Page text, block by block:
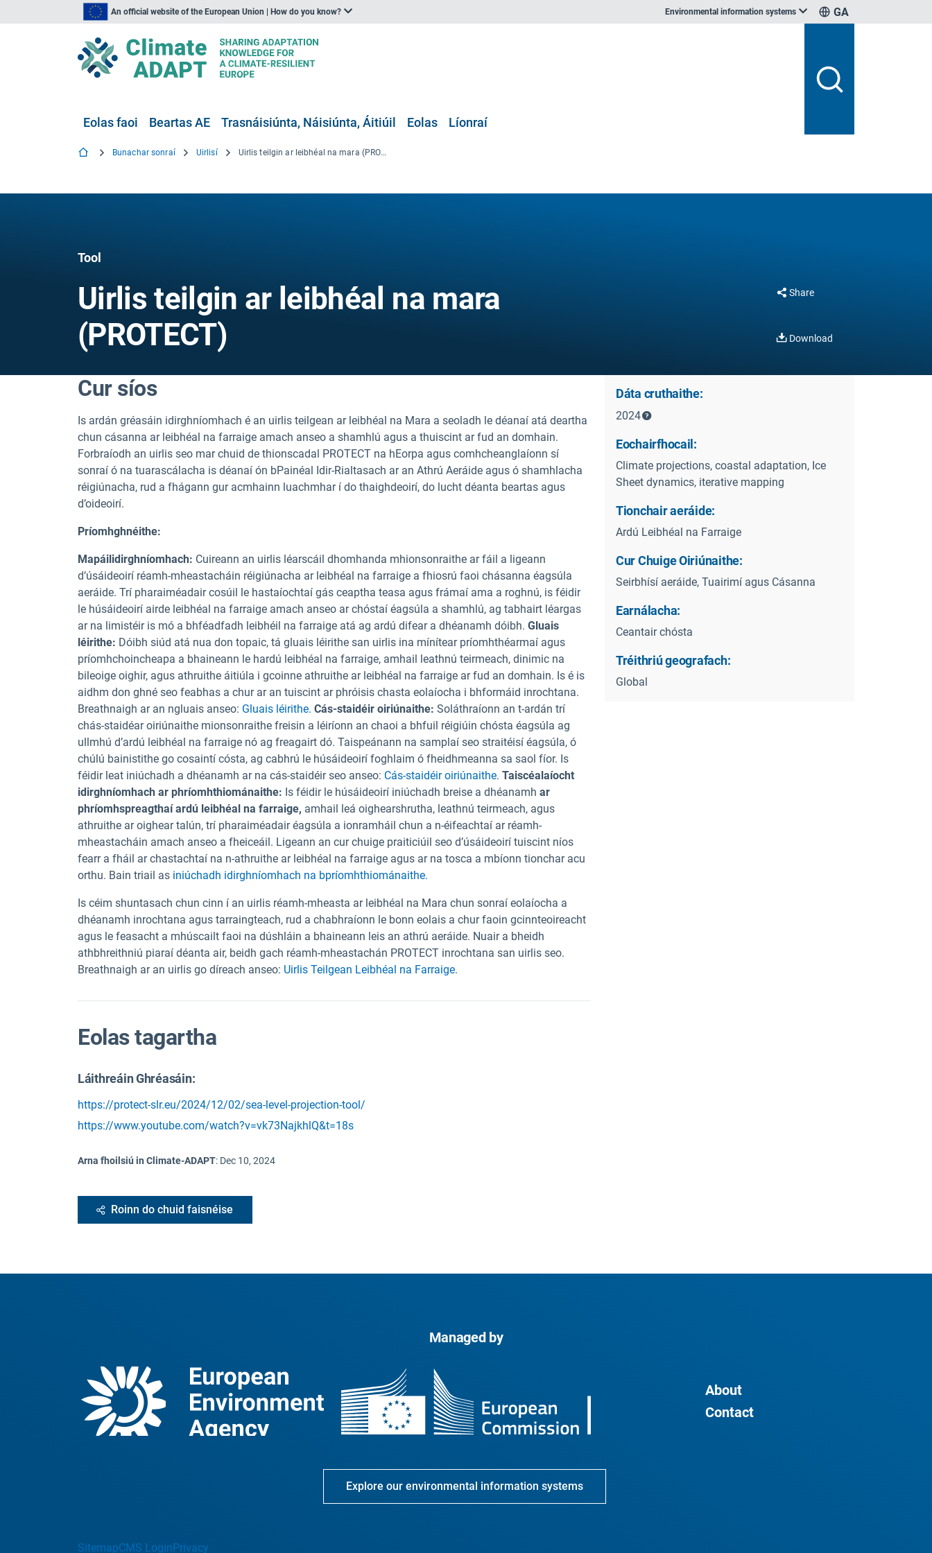
An official website of the European Union | How do you know? Environmental information systems GA
Eolas faoi Beartas AE Trasnáisiúnta, Náisiúnta, Áitiúil Eolas Líonraí
Bunachar sonraí Uirlisí Uirlis teilgin ar leibhéal na mara (PROTECT)
Tool
Uirlis teilgin ar leibhéal na mara
(PROTECT)
Share
Download
Cur síos
Is ardán gréasáin idirghníomhach é an uirlis teilgean ar leibhéal na Mara a seoladh le déanaí atá deartha
chun cásanna ar leibhéal na farraige amach anseo a shamhlú agus a thuiscint ar fud an domhain.
Forbraíodh an uirlis seo mar chuid de thionscadal PROTECT na hEorpa agus comhcheanglaíonn sí
sonraí ó na tuarascálacha is déanaí ón bPainéal Idir-Rialtasach ar an Athrú Aeráide agus ó shamhlacha
réigiúnacha, rud a fhágann gur acmhainn luachmhar í do thaighdeoirí, do lucht déanta beartas agus
d’oideoirí.
Príomhghnéithe:
Mapáilidirghníomhach: Cuireann an uirlis léarscáil dhomhanda mhionsonraithe ar fáil a ligeann
d’úsáideoirí réamh-mheastacháin réigiúnacha ar leibhéal na farraige a fhiosrú faoi chásanna éagsúla
aeráide. Trí pharaiméadair cosúil le hastaíochtaí gás ceaptha teasa agus frámaí ama a roghnú, is féidir
le húsáideoirí airde leibhéal na farraige amach anseo ar chóstaí éagsúla a shamhlú, ag tabhairt léargas
ar na limistéir is mó a bhféadfadh leibhéil na farraige atá ag ardú difear a dhéanamh dóibh. Gluais
léirithe: Dóibh siúd atá nua don topaic, tá gluais léirithe san uirlis ina mínítear príomhthéarmaí agus
príomhchoincheapa a bhaineann le hardú leibhéal na farraige, amhail leathnú teirmeach, dinimic na
bileoige oighir, agus athruithe áitiúla i gcoinne athruithe ar leibhéal na farraige ar fud an domhain. Is é is
aidhm don ghné seo feabhas a chur ar an tuiscint ar phróisis chasta eolaíocha i bhformáid inrochtana.
Breathnaigh ar an ngluais anseo: Gluais léirithe. Cás-staidéir oiriúnaithe: Soláthraíonn an t-ardán trí
chás-staidéar oiriúnaithe mionsonraithe freisin a léiríonn an chaoi a bhfuil réigiúin chósta éagsúla ag
ullmhú d’ardú leibhéal na farraige nó ag freagairt dó. Taispeánann na samplaí seo straitéisí éagsúla, ó
chúlú bainistithe go cosaintí cósta, ag cabhrú le húsáideoirí foghlaim ó fheidhmeanna sa saol fíor. Is
féidir leat iniúchadh a dhéanamh ar na cás-staidéir seo anseo: Cás-staidéir oiriúnaithe. Taiscéalaíocht
idirghníomhach ar phríomhthiománaithe: Is féidir le húsáideoirí iniúchadh breise a dhéanamh ar
phríomhspreagthaí ardú leibhéal na farraige, amhail leá oighearshrutha, leathnú teirmeach, agus
athruithe ar oighear talún, trí pharaiméadair éagsúla a ionramháil chun a n-éifeachtaí ar réamh-
mheastacháin amach anseo a fheiceáil. Ligeann an cur chuige praiticiúil seo d’úsáideoirí tuiscint níos
fearr a fháil ar chastachtaí na n-athruithe ar leibhéal na farraige agus ar na tosca a mbíonn tionchar acu
orthu. Bain triail as iniúchadh idirghníomhach na bpríomhthiománaithe.
Is céim shuntasach chun cinn í an uirlis réamh-mheasta ar leibhéal na Mara chun sonraí eolaíocha a
dhéanamh inrochtana agus tarraingteach, rud a chabhraíonn le bonn eolais a chur faoin gcinnteoireacht
agus le feasacht a mhúscailt faoi na dúshláin a bhaineann leis an athrú aeráide. Nuair a bheidh
athbhreithniú piaraí déanta air, beidh gach réamh-mheastachán PROTECT inrochtana san uirlis seo.
Breathnaigh ar an uirlis go díreach anseo: Uirlis Teilgean Leibhéal na Farraige.
Eolas tagartha
Láithreáin Ghréasáin:
https://protect-slr.eu/2024/12/02/sea-level-projection-tool/
https://www.youtube.com/watch?v=vk73NajkhlQ&t=18s
Arna fhoilsiú in Climate-ADAPT: Dec 10, 2024
Roinn do chuid faisnéise
Dáta cruthaithe:
2024
Eochairfhocail:
Climate projections, coastal adaptation, Ice
Sheet dynamics, iterative mapping
Tionchair aeráide:
Ardú Leibhéal na Farraige
Cur Chuige Oiriúnaithe:
Seirbhísí aeráide, Tuairimí agus Cásanna
Earnálacha:
Ceantair chósta
Tréithriú geografach:
Global
Managed by
About
Contact
Explore our environmental information systems
SitemapCMS Login Privacy